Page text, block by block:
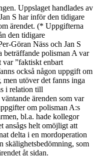
Uppslaget handlades av
S har inför den tidigare
ärendet. (* Uppgifterna
den tidigare
Göran Näss och Jan S
beträffande polisman A var
var ”faktiskt enbart
också någon uppgift om
men utöver det fanns inga
i relation till
ärenden som var
om polisman A:s
bl.a. hade kollegor
ansågs helt omöjligt att
delta i en mordoperation
skälighetsbedömning, som
åt sidan.